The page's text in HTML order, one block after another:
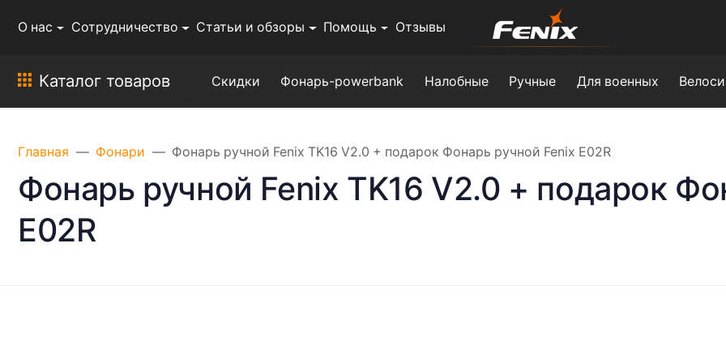
О нас Сотрудничество Статьи и обзоры Помощь Отзывы
Каталог товаров Скидки Фонарь-powerbank Налобные Ручные Для военных
Главная Фонари Фонарь ручной Fenix ​​TK16 V2.0 + подарок Фонарь ручной Fenix ​​E02R
Фонарь ручной Fenix ​​TK16 V2.0 + подарок
E02R